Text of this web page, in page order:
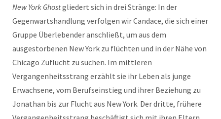
New York Ghostgliedert sich in drei Stränge: In der
Gegenwartshandlung verfolgen wir Candace, die sich einer
Gruppe Überlebender anschließt, um aus dem
ausgestorbenen New York zu flüchten und in der Nähe von
Chicago Zuflucht zu suchen. Im mittleren
Vergangenheitsstrang erzählt sie ihr Leben als junge
Erwachsene, vom Berufseinstieg und ihrer Beziehung zu
Jonathan bis zur Flucht aus New York. Der dritte, frühere